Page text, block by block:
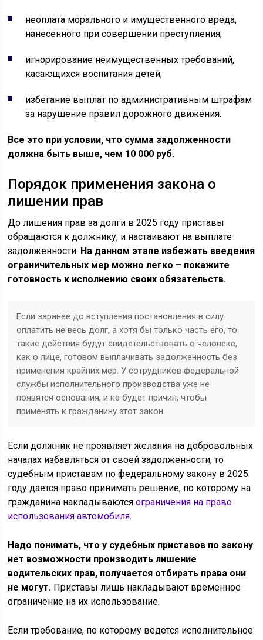
неоплата морального и имущественного вреда,
нанесенного при совершении преступления;
игнорирование неимущественных требований,
касающихся воспитания детей;
избегание выплат по административным штрафам
за нарушение правил дорожного движения.
Все это при условии, что сумма задолженности
должна быть выше, чем 10 000 руб.
Порядок применения закона о
лишении прав
До лишения прав за долги в 2025 году приставы
обращаются к должнику, и настаивают на выплате
задолженности. На данном этапе избежать введения
ограничительных мер можно легко – покажите
готовность к исполнению своих обязательств.
Если заранее до вступления постановления в силу
оплатить не весь долг, а хотя бы только часть его, то
такие действия будут свидетельствовать о человеке,
как о лице, готовом выплачивать задолженность без
применения крайних мер. У сотрудников федеральной
службы исполнительного производства уже не
появятся основания, и не будет причин, чтобы
применять к гражданину этот закон.
Если должник не проявляет желания на добровольных
началах избавляться от своей задолженности, то
судебным приставам по федеральному закону в 2025
году дается право принимать решение, по которому на
гражданина накладываютсяограничения на право
использования автомобиля.
Надо понимать, что у судебных приставов по закону
нет возможности производить лишение
водительских прав, получается отбирать права они
не могут. Приставы лишь накладывают временное
ограничение на их использование.
Если требование, по которому ведется исполнительное